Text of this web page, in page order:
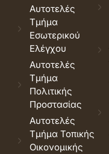
Αυτοτελές
Τμήμα
Εσωτερικού
Ελέγχου
Αυτοτελές
Τμήμα
Πολιτικής
Προστασίας
Αυτοτελές
Τμήμα Τοπικής
Οικονομικής